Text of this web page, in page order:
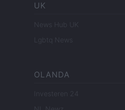
UK
News Hub UK
Lgbtq News
OLANDA
Investeren 24